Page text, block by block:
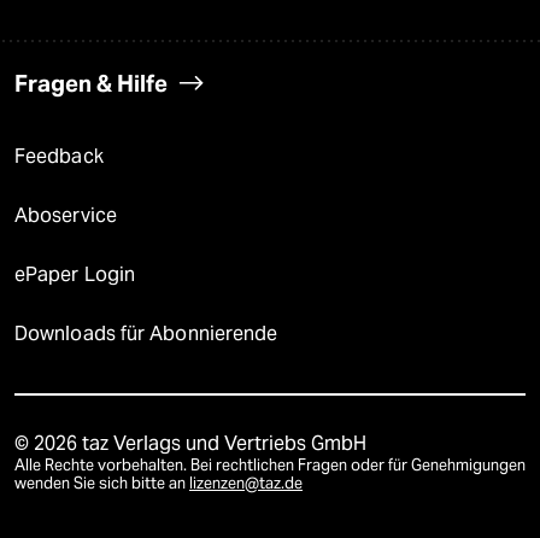
Fragen & Hilfe
Feedback
Aboservice
ePaper Login
Downloads für Abonnierende
© 2026 taz Verlags und Vertriebs GmbH
Alle Rechte vorbehalten. Bei rechtlichen Fragen oder für Genehmigungen
wenden Sie sich bitte an lizenzen@taz.de